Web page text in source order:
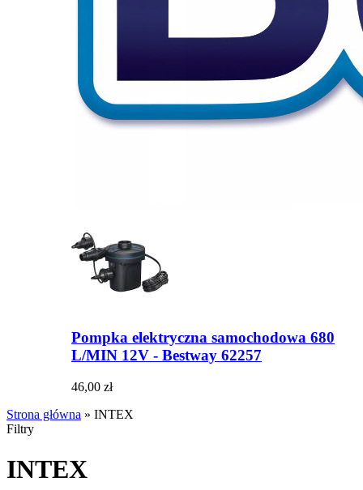
Pompka elektryczna samochodowa 680
L/MIN 12V - Bestway 62257
46,00 zł
Strona główna » INTEX
Filtry
INTEX